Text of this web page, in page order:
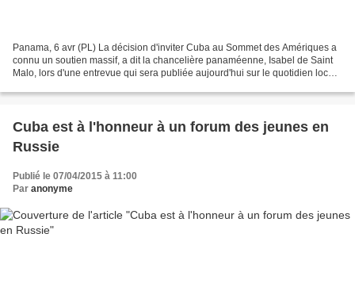
Panama, 6 avr (PL) La décision d'inviter Cuba au Sommet des Amériques a
connu un soutien massif, a dit la chancelière panaméenne, Isabel de Saint
Malo, lors d'une entrevue qui sera publiée aujourd'hui sur le quotidien local
Cuba est à l'honneur à un forum des jeunes en
Russie
Publié le 07/04/2015 à 11:00
Par anonyme